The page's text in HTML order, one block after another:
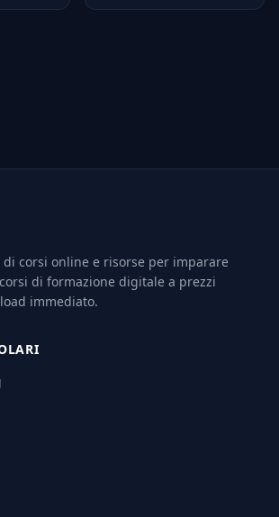
di corsi online e risorse per imparare
di formazione digitale a prezzi
immediato.